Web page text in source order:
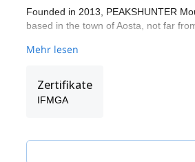
Founded in 2013, PEAKSHUNTER
based in the town of Aosta, not far
We live and work in the beautiful
Mont Blanc, Matterhorn,
are only a few of several 4000 Alps
mountains and they have explored
territories. Including local traditions in
Mehr lesen
Zertifikate
IFMGA